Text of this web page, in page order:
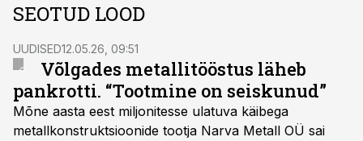
SEOTUD LOOD
UUDISED12.05.26, 09:51
Võlgades metallitööstus läheb
pankrotti. “Tootmine on seiskunud”
Mõne aasta eest miljonitesse ulatuva käibega
metallkonstruktsioonide tootja Narva Metall OÜ sai